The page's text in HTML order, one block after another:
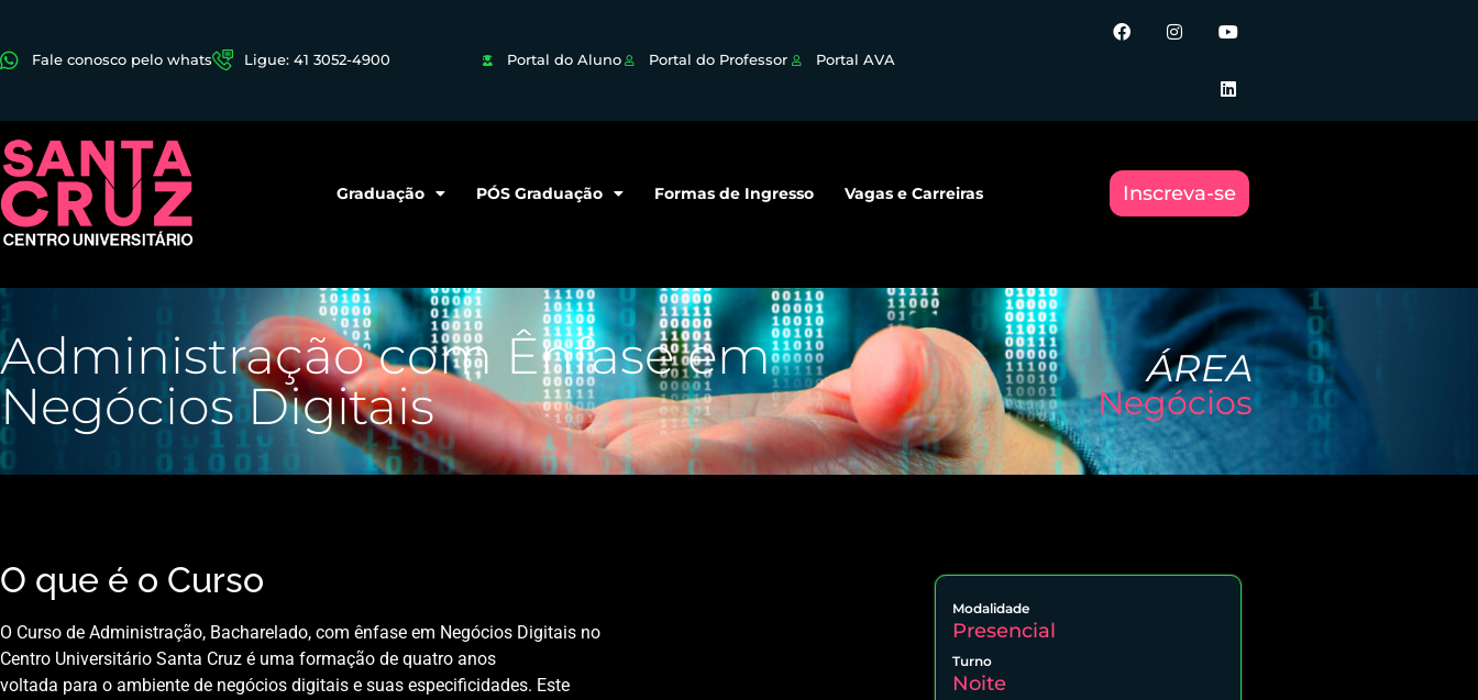
Fale conosco pelo whats Ligue: 41 3052-4900 Portal do Aluno Portal do Professor Portal AVA
Graduação PÓS Graduação Formas de Ingresso Vagas e Carreiras Inscreva-se
Administração com Ênfase em
Negócios Digitais
ÁREA
Negócios
O que é o Curso
O Curso de Administração, Bacharelado, com ênfase em Negócios Digitais no
Centro Universitário Santa Cruz é uma formação de quatro anos
voltada para o ambiente de negócios digitais e suas especificidades. Este
Modalidade
Presencial
Turno
Noite